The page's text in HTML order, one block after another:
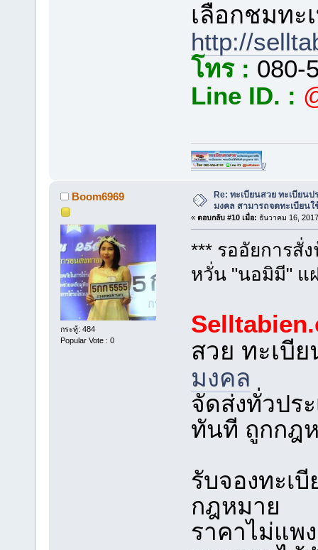
เลือกชมทะ
http://
โทร : 080-
Line ID. :
[/
Boom6969
กระทู้: 484
Popular Vote : 0
Re: ทะเบียนสวย ทะเบียน
มงคล สามารถจดทะเบียน
« ตอบกลับ #10 เมื่อ: ธันวาคม 16,
*** รออัยการสั่
หวั่น "นอมิมี" แ
สวย ทะเบี
มงคล
จัดส่งทั่วปร
ทันที ถูกกฎ
รับจองทะเ
กฎหมาย
ราคาไม่แพ